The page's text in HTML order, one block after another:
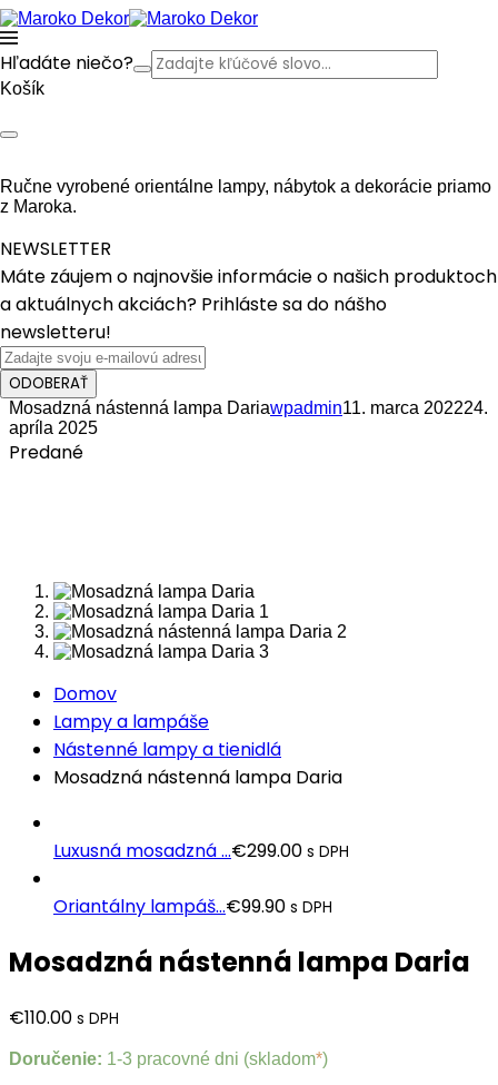
Hľadáte niečo?
Košík
Ručne vyrobené orientálne lampy, nábytok a dekorácie priamo
z Maroka.
NEWSLETTER
Máte záujem o najnovšie informácie o našich produktoch
a aktuálnych akciách? Prihláste sa do nášho
newsletteru!
ODOBERAŤ
Mosadzná nástenná lampa Dariawpadmin11. marca 202224.
apríla 2025
Predané
Domov
Lampy a lampáše
Nástenné lampy a tienidlá
Mosadzná nástenná lampa Daria
Luxusná mosadzná ...€299.00 s DPH
Oriantálny lampáš...€99.90 s DPH
Mosadzná nástenná lampa Daria
€110.00 s DPH
Doručenie: 1-3 pracovné dni (skladom*)